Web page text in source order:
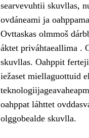
searvevuhtii skuvllas,
ovdáneami ja
Ovttaskas olmmoš
áktet priváhtaeallima .
skuvllas. Oahppit
iežaset miellaguottuid
oahppat láhttet
olggobealde skuvlla.